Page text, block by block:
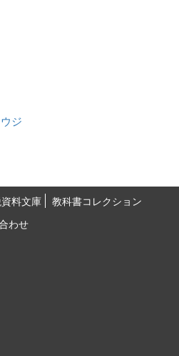
ジ
料文庫
教科書コレクション
わせ